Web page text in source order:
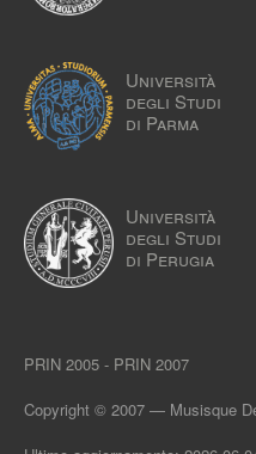
Università
degli Studi
di Parma
Università
degli Studi
di Perugia
PRIN 2005 - PRIN 2007
Copyright © 2007 — Musisque